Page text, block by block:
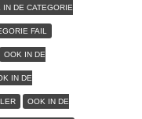
IN DE CATEGORIE
FAIL
OOK IN DE
IN DE
OOK IN DE